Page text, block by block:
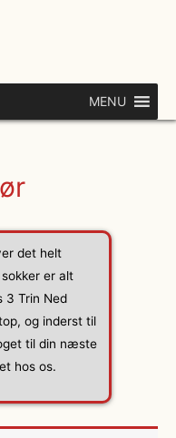
MENU
det helt
er alt
3 Trin Ned
og inderst til
til din næste
hos os.